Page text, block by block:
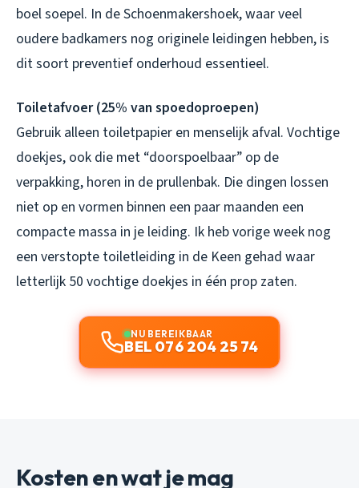
boel soepel. In de Schoenmakershoek, waar veel
oudere badkamers nog originele leidingen hebben, is
dit soort preventief onderhoud essentieel.
Toiletafvoer (25% van spoedoproepen)
Gebruik alleen toiletpapier en menselijk afval. Vochtige
doekjes, ook die met “doorspoelbaar” op de
verpakking, horen in de prullenbak. Die dingen lossen
niet op en vormen binnen een paar maanden een
compacte massa in je leiding. Ik heb vorige week nog
een verstopte toiletleiding in de Keen gehad waar
letterlijk 50 vochtige doekjes in één prop zaten.
NU BEREIKBAAR
BEL 076 204 25 74
Kosten en wat je mag